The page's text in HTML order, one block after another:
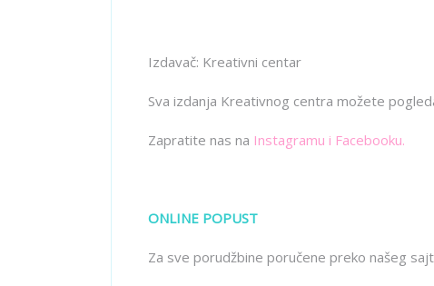
Izdavač: Kreativni centar
Sva izdanja Kreativnog centra možete
Zapratite nas na Instagramu i Facebooku.
ONLINE POPUST
Za sve porudžbine poručene preko našeg